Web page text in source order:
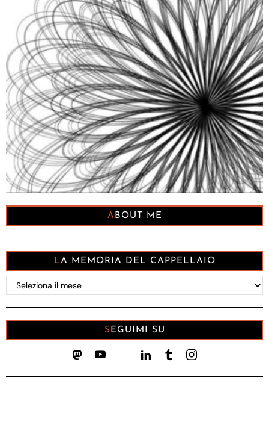
ABOUT ME
LA MEMORIA DEL CAPPELLAIO
memoria
del
Cappellaio
SEGUIMI SU